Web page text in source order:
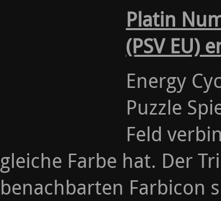
Platin
(PSV EU)
Energy
Puzzle
Feld
gleiche Farbe hat. Der
benachbarten Farbicon